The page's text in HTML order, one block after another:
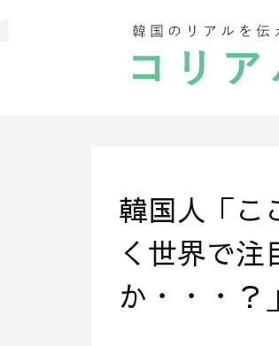
韓国人「こ
く世界で注
か・・・？」